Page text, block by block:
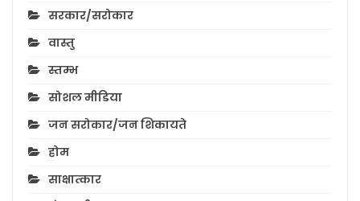
सरकार/सरोकार
वास्तु
स्तम्भ
सोशल मीडिया
जन सरोकार/जन शिकायते
होम
साक्षात्कार